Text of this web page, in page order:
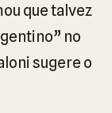
que talvez
no
sugere o